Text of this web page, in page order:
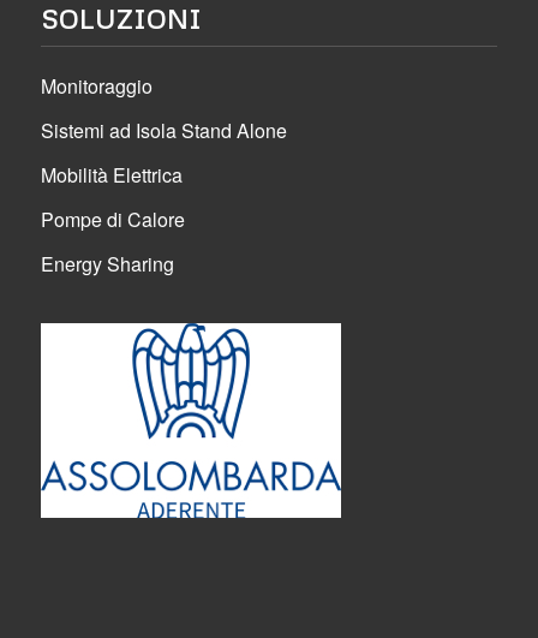
SOLUZIONI
Monitoraggio
Sistemi ad Isola Stand Alone
Mobilità Elettrica
Pompe di Calore
Energy Sharing